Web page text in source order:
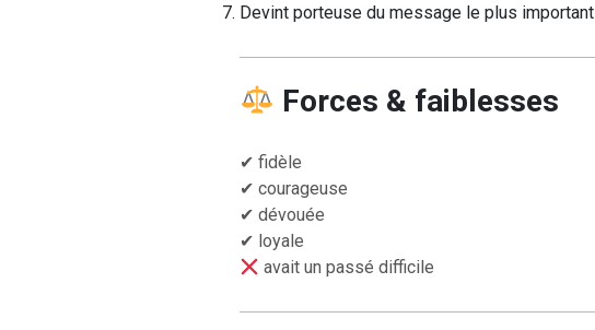
Devint porteuse du message le plus important
Forces & faiblesses
✔ fidèle
✔ courageuse
✔ dévouée
✔ loyale
avait un passé difficile